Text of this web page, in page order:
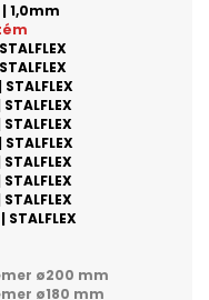
1,0mm
ø200 mm
ø180 mm